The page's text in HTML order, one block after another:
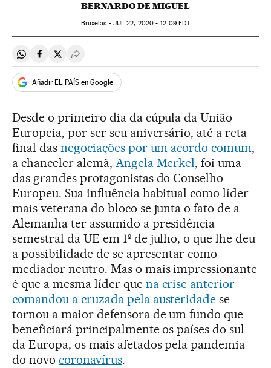
BERNARDO DE MIGUEL
Bruxelas - JUL 22, 2020 - 12:09EDT
Compartir en Whatsapp
Compartir en Facebook
Compartir en Twitter
Desplegar Redes Sociales
Añadir EL PAÍS en Google
Desde o primeiro dia da cúpula da União
Europeia, por ser seu aniversário, até a reta
final das negociações por um acordo comum,
a chanceler alemã, Angela Merkel, foi uma
das grandes protagonistas do Conselho
Europeu. Sua influência habitual como líder
mais veterana do bloco se junta o fato de a
Alemanha ter assumido a presidência
semestral da UE em 1º de julho, o que lhe deu
a possibilidade de se apresentar como
mediador neutro. Mas o mais impressionante
é que a mesma líder quena crise anterior
comandou a cruzada pela austeridade se
tornou a maior defensora de um fundo que
beneficiará principalmente os países do sul
da Europa, os mais afetados pela pandemia
do novo coronavírus.